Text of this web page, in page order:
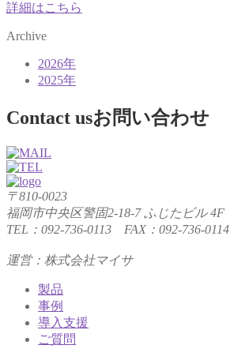
詳細はこちら
Archive
2026年
2025年
Contact usお問い合わせ
〒810-0023
福岡市中央区警固2-18-7 ふじたビル 4F
TEL：092-736-0113 FAX：092-736-0114
運営：株式会社マイサ
製品
事例
導入支援
ご質問